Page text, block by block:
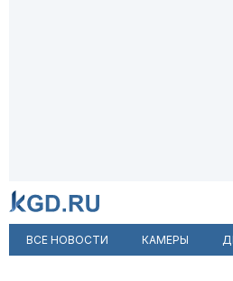
ВСЕ НОВОСТИ КАМЕРЫ